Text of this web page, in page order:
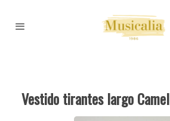
Vestido tirantes largo Camel